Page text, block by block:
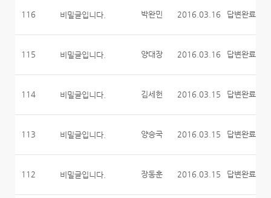
116 비밀글입니다. 박완민 2016.03.16 답변완료
115 비밀글입니다. 양대장 2016.03.16 답변완료
114 비밀글입니다. 김세헌 2016.03.15 답변완료
113 비밀글입니다. 양승국 2016.03.15 답변완료
112 비밀글입니다. 장동훈 2016.03.15 답변완료